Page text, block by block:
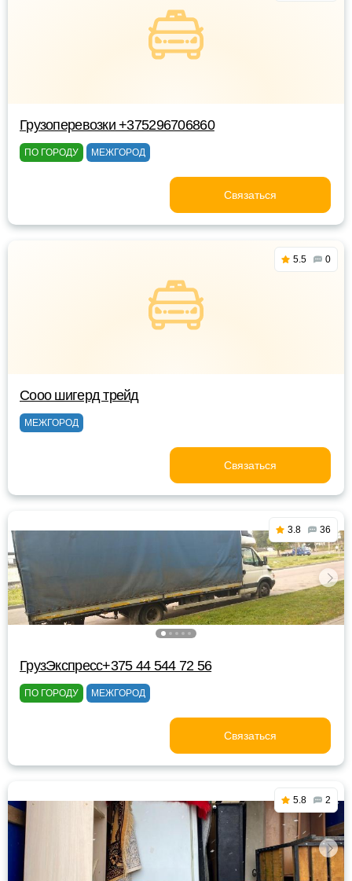
Грузоперевозки +375296706860
ПО ГОРОДУ МЕЖГОРОД
Связаться
5.5 0
Сооо шигерд трейд
МЕЖГОРОД
Связаться
3.8 36
ГрузЭкспресс+375 44 544 72 56
ПО ГОРОДУ МЕЖГОРОД
Связаться
5.8 2